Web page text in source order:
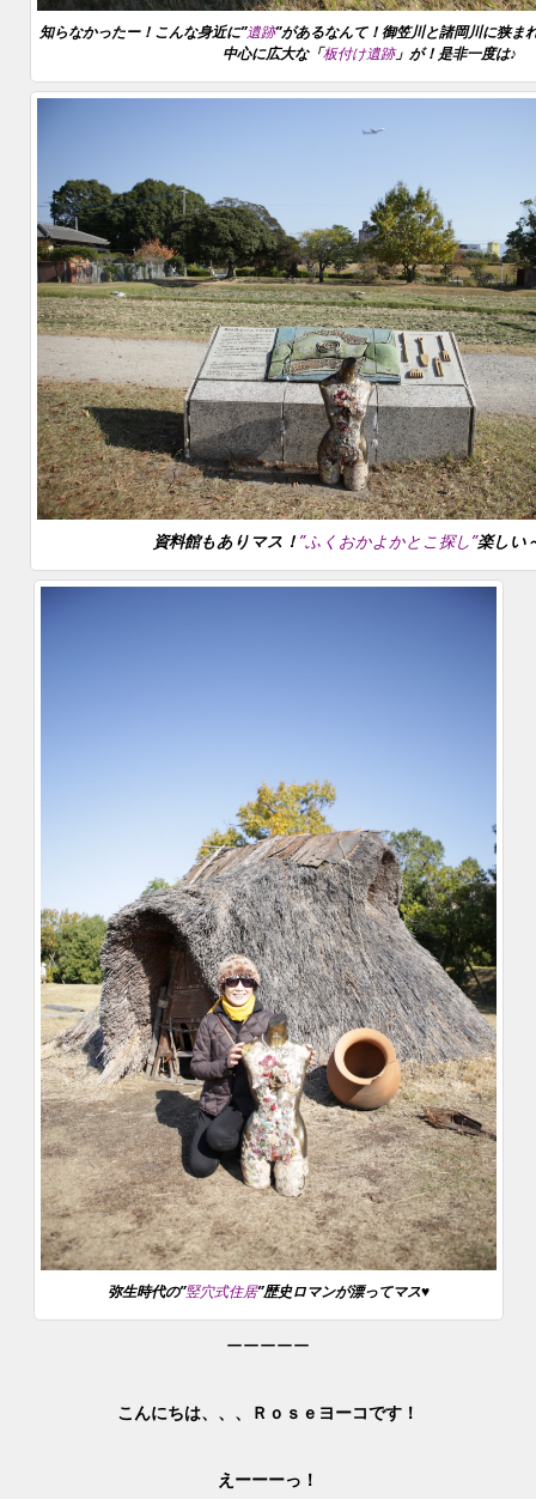
知らなかったー！こんな身近に”遺跡”があるなんて！御笠川と諸岡川に狭ま
中心に広大な「板付け遺跡」が！是非一度は♪
資料館もありマス！”ふくおかよかとこ探し”楽しい
弥生時代の”竪穴式住居”歴史ロマンが漂ってマス♥
ーーーーー
こんにちは、、、Ｒｏｓｅヨーコです！
えーーーっ！